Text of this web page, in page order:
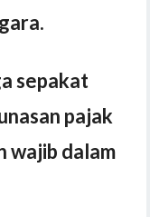
sepakat
pajak
wajib dalam